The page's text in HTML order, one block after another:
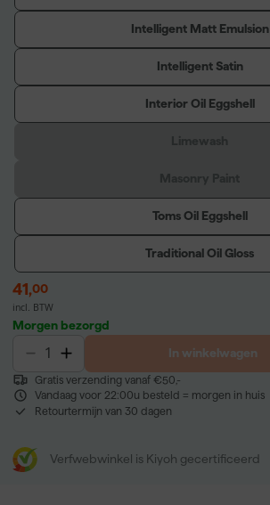
Intelligent Matt Emulsion
Intelligent Satin
Interior Oil Eggshell
Toms Oil Eggshell
Traditional Oil Gloss
41,00
incl. BTW
Morgen bezorgd
In winkelwagen
Gratis verzending vanaf €50,-
Vandaag voor 22:00u besteld = morgen in huis
Retourtermijn van 30 dagen
Verfwebwinkel is Kiyoh gecertificeerd